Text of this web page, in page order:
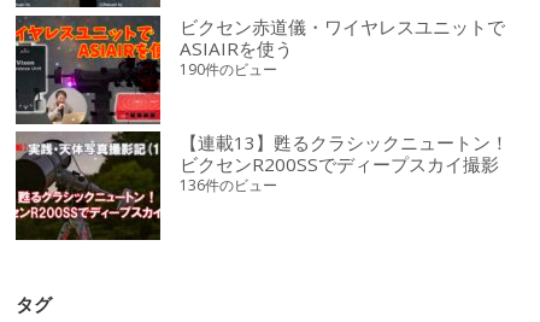
ビクセン赤道儀・ワイヤレスユニットで
ASIAIRを使う
190件のビュー
【連載13】甦るクラシックニュートン！
ビクセンR200SSでディープスカイ撮影
136件のビュー
タグ